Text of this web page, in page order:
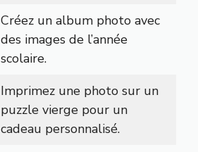
Créez un album photo avec
des images de l’année
scolaire.
Imprimez une photo sur un
puzzle vierge pour un
cadeau personnalisé.